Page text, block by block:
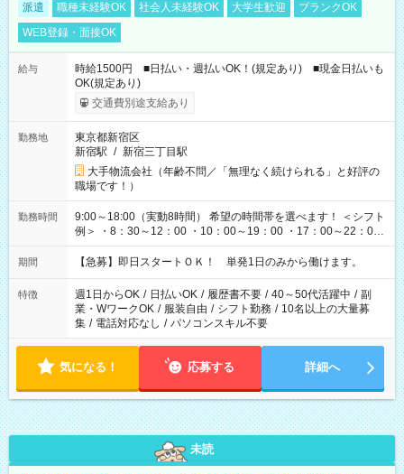
派遣 職種未経験OK 社会人未経験OK 大学生歓迎
ブランクOK
WEB登録・面接OK
給与
時給1500円 ■日払い・週払いOK！(規定あり) ■現金日払いも
OK(規定あり)
交通費別途支給あり
勤務地
東京都新宿区
新宿駅 / 新宿三丁目駅
大手物流会社（年齢不問／「無理なく続けられる」と好評の
職場です！）
勤務時間
9:00～18:00（実動8時間） 希望の時間帯を選べます！ ＜シフト
例＞ ・8：30～12：00 ・10：00～19：00 ・17：00～22：00
・13：00～22：00 ・22：00～翌6：00 など
期間 【急募】即日スタートＯＫ！ 単発1日のみから働けます。
特徴 週1日からOK / 日払いOK / 履歴書不要 / 40～50代活躍中 / 副
業・WワークOK / 服装自由 / シフト勤務 / 10名以上の大量募
集 / 電話対応なし / パソコンスキル不要
気になる！ 応募する 詳細へ
未読